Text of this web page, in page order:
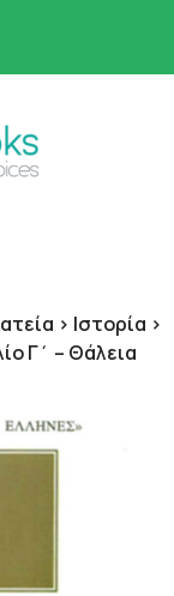
> Ιστορία >
Γ΄ – Θάλεια